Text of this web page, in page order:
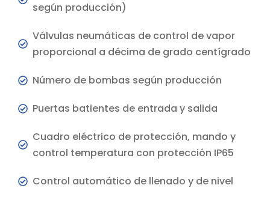
según producción)
Válvulas neumáticas de control de vapor
proporcional a décima de grado centígrado
Número de bombas según producción
Puertas batientes de entrada y salida
Cuadro eléctrico de protección, mando y
control temperatura con protección IP65
Control automático de llenado y de nivel